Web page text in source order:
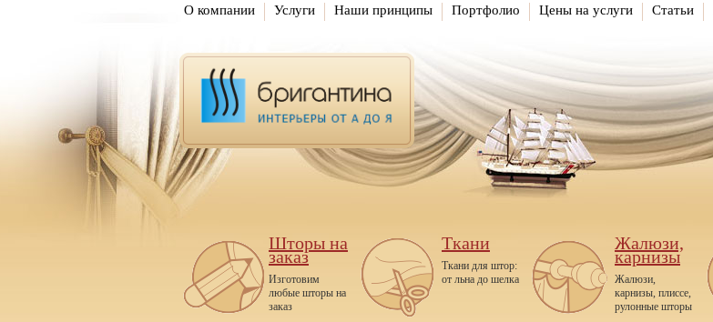
О компании Услуги Наши принципы Портфолио Цены на услуги Статьи
Шторы на
заказ
Изготовим
любые шторы на
заказ
Ткани
Ткани для штор:
от льна до шелка
Жалюзи,
карнизы
Жалюзи,
карнизы, плиссе,
рулонные шторы